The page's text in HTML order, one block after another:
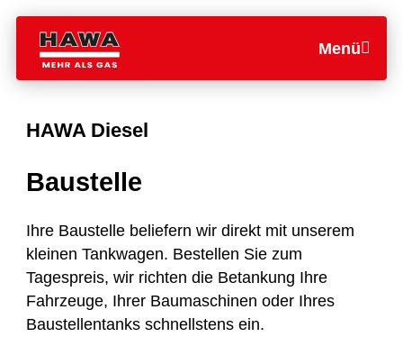
Menü
HAWA Diesel
Baustelle
Ihre Baustelle beliefern wir direkt mit unserem
kleinen Tankwagen. Bestellen Sie zum
Tagespreis, wir richten die Betankung Ihre
Fahrzeuge, Ihrer Baumaschinen oder Ihres
Baustellentanks schnellstens ein.